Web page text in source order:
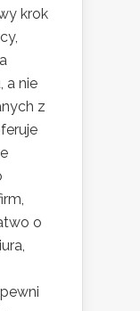
krok
a nie
z
o